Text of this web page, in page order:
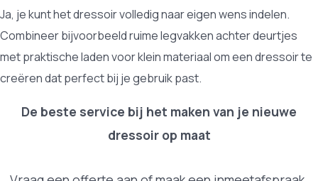
Ja, je kunt het dressoir volledig naar eigen wens indelen.
Combineer bijvoorbeeld ruime legvakken achter deurtjes
met praktische laden voor klein materiaal om een dressoir te
creëren dat perfect bij je gebruik past.
De beste service bij het maken van je nieuwe
dressoir op maat